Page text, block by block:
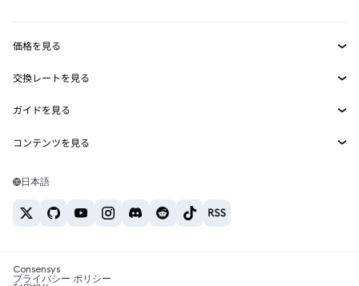
MetaMask Connect
Snaps
Web3サービス
セキュリティ
サポート
キャリア
お問い合わせ
価格を見る
イーサリアムの価格
Solanaの価格
Tetherの価格
交換レートを見る
ETH→USD
USDT→INR
BTC→INR
ETH→USDT
ガイドを見る
ETHの購入
USDTの購入
SHIBの購入
コンテンツを見る
Solanaウォレット
税制関連ニュース
日本語
Consensys
プライバシー ポリシー